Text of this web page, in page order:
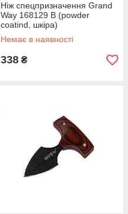
Ніж спецпризначення Grand
Way 168129 B (powder
coatind, шкіра)
Немає в наявності
338 ₴